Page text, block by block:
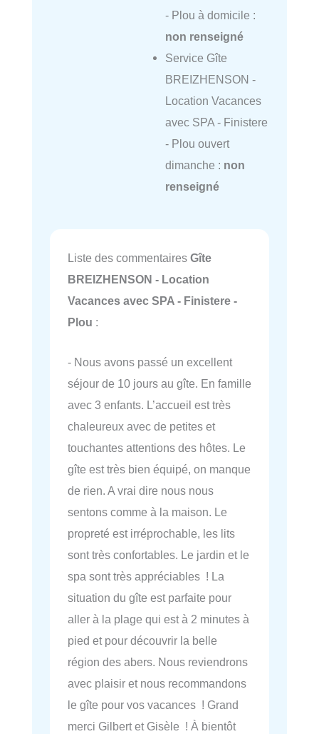
- Plou à domicile :
non renseigné
Service Gîte
BREIZHENSON -
Location Vacances
avec SPA - Finistere
- Plou ouvert
dimanche : non
renseigné
Liste des commentaires Gîte
BREIZHENSON - Location
Vacances avec SPA - Finistere -
Plou :
- Nous avons passé un excellent
séjour de 10 jours au gîte. En famille
avec 3 enfants. L’accueil est très
chaleureux avec de petites et
touchantes attentions des hôtes. Le
gîte est très bien équipé, on manque
de rien. A vrai dire nous nous
sentons comme à la maison. Le
propreté est irréprochable, les lits
sont très confortables. Le jardin et le
spa sont très appréciables ! La
situation du gîte est parfaite pour
aller à la plage qui est à 2 minutes à
pied et pour découvrir la belle
région des abers. Nous reviendrons
avec plaisir et nous recommandons
le gîte pour vos vacances ! Grand
merci Gilbert et Gisèle ! À bientôt